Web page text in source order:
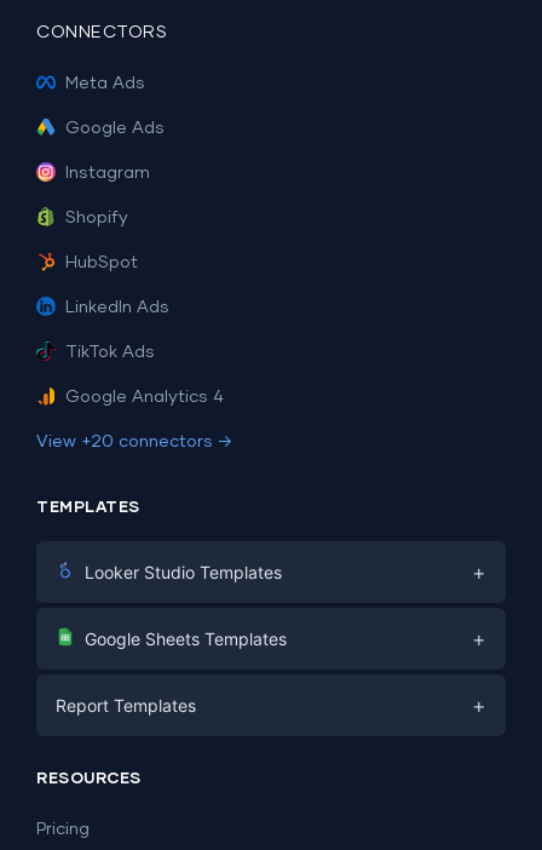
CONNECTORS
Meta Ads
Google Ads
Instagram
Shopify
HubSpot
LinkedIn Ads
TikTok Ads
Google Analytics 4
View +20 connectors →
TEMPLATES
Looker Studio Templates +
Digital Marketing
PPC
SEO
Lead Generation
Google Sheets Templates +
Social Media
Report Templates +
Dashboard Examples
RESOURCES
Pricing